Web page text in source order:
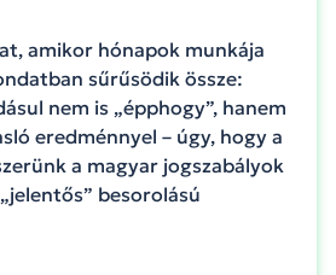
amikor hónapok munkája
sűrűsödik össze:
nem is „épphogy”, hanem
eredménnyel – úgy, hogy a
a magyar jogszabályok
besorolású